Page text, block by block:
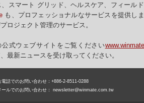
スマート グリッド、ヘルスケア、フィール
も、プロフェッショナルなサービスを提供し
ロジェクト管理のサービス。
公式ウェブサイトをご覧ください
最新ニュースを受け取ってください。
電話でのお問い合わせ：+886-2-8511-0288
ールでのお問い合わせ： newsletter@winmate.com.tw